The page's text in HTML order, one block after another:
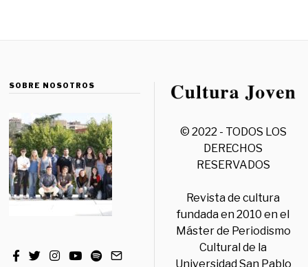
SOBRE NOSOTROS
© 2022 - TODOS LOS
DERECHOS
RESERVADOS
Revista de cultura
fundada en 2010 en el
Máster de Periodismo
Cultural de la
Universidad San Pablo